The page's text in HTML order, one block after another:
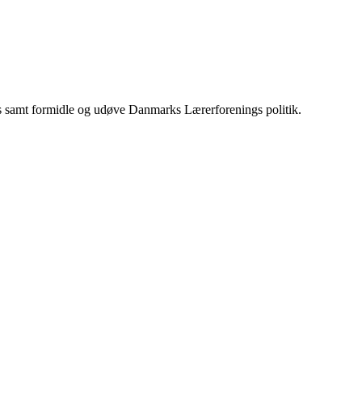
samt formidle og udøve Danmarks Lærerforenings politik.